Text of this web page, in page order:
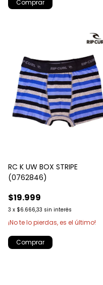
Comprar
RC K UW BOX STRIPE
(0762846)
$19.999
3 x $6.666,33 sin interés
¡No te lo pierdas, es el último!
Comprar